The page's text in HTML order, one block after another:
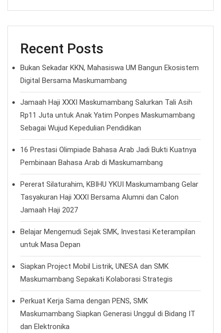
Recent Posts
Bukan Sekadar KKN, Mahasiswa UM Bangun Ekosistem
Digital Bersama Maskumambang
Jamaah Haji XXXI Maskumambang Salurkan Tali Asih
Rp11 Juta untuk Anak Yatim Ponpes Maskumambang
Sebagai Wujud Kepedulian Pendidikan
16 Prestasi Olimpiade Bahasa Arab Jadi Bukti Kuatnya
Pembinaan Bahasa Arab di Maskumambang
Pererat Silaturahim, KBIHU YKUI Maskumambang Gelar
Tasyakuran Haji XXXI Bersama Alumni dan Calon
Jamaah Haji 2027
Belajar Mengemudi Sejak SMK, Investasi Keterampilan
untuk Masa Depan
Siapkan Project Mobil Listrik, UNESA dan SMK
Maskumambang Sepakati Kolaborasi Strategis
Perkuat Kerja Sama dengan PENS, SMK
Maskumambang Siapkan Generasi Unggul di Bidang IT
dan Elektronika